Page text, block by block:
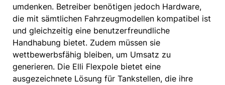
umdenken. Betreiber benötigen jedoch Hardware,
die mit sämtlichen Fahrzeugmodellen kompatibel ist
und gleichzeitig eine benutzerfreundliche
Handhabung bietet. Zudem müssen sie
wettbewerbsfähig bleiben, um Umsatz zu
generieren. Die Elli Flexpole bietet eine
ausgezeichnete Lösung für Tankstellen, die ihre